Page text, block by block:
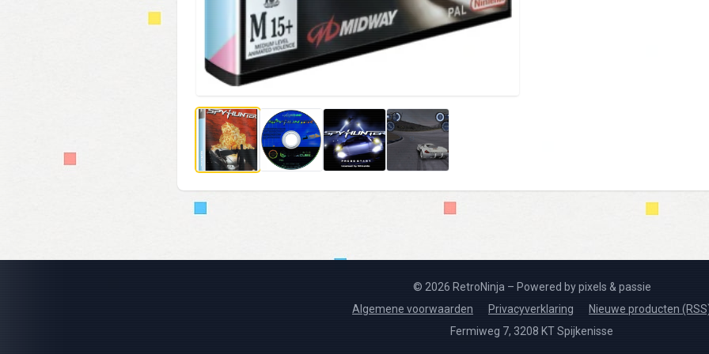
© 2026 RetroNinja – Powered by pixels & passie
Algemene voorwaarden
Privacyverklaring
Nieuwe producten
Fermiweg 7, 3208 KT Spijkenisse